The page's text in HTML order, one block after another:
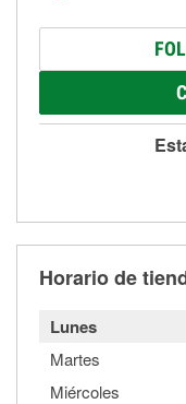
Horario de
Lunes
Martes
Miércoles